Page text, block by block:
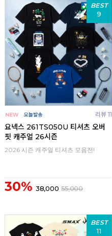
BEST
9
리뷰 11
요넥스 261TS050U 티셔츠 오버
핏 캐주얼 26시즌
2026 시즌 캐주얼 티셔츠 모음전!
30% 38,000 55,000
BEST
11